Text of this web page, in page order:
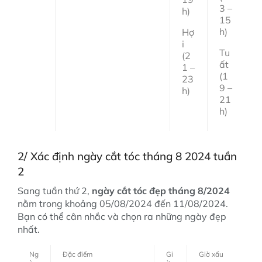
h)
Hợ
i
(2
1 –
23
h)
3 –
15
h)
Tu
ất
(1
9 –
21
h)
2/ Xác định ngày cắt tóc tháng 8 2024 tuần
2
Sang tuần thứ 2, ngày cắt tóc đẹp tháng 8/2024
nằm trong khoảng 05/08/2024 đến 11/08/2024.
Bạn có thể cân nhắc và chọn ra những ngày đẹp
nhất.
Ng
Đặc điểm
Gi
Giờ xấu